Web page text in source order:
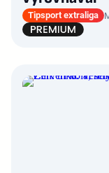
Tipsport extraliga